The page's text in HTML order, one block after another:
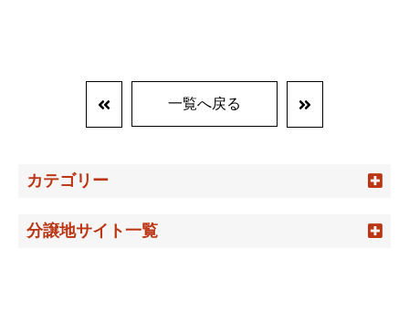
一覧へ戻る
カテゴリー
分譲地サイト一覧